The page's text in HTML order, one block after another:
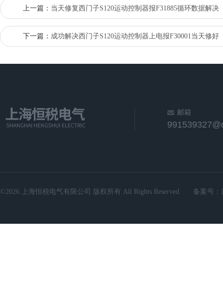
上一篇： 当天修复西门子S120运动控制器报F31885循环数据解决
下一篇： 成功解决西门子S120运动控制器上电报F30001当天修好
邮箱
©2026 上海恒税电气有限公司 版权所有 All Rights Reserved. 备案号：